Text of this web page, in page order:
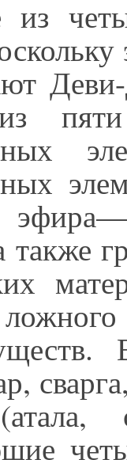
из
из
также